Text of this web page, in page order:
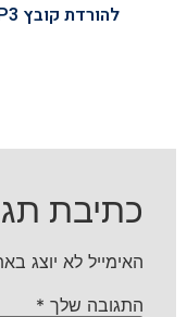
להורדת קובץ MP3
כתיבת
האימייל לא יוצג
התגובה שלך *